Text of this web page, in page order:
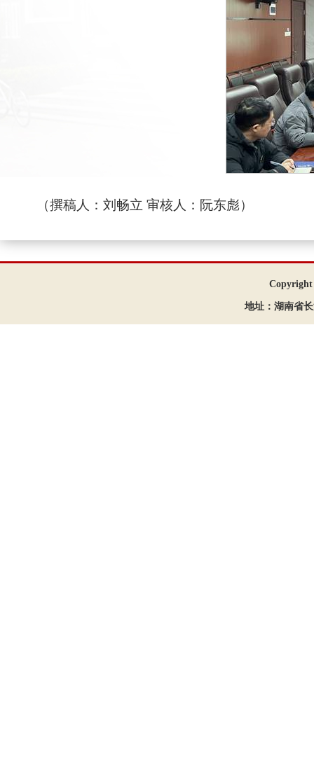
（撰稿人：刘畅立 审核人：阮东彪）
Copyright
地址：湖南省